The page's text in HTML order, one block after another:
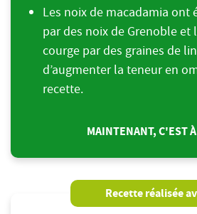
Les noix de macadamia ont
par des noix de Grenoble et
courge par des graines de
d’augmenter la teneur en
recette.
MAINTENANT, C'EST
Recette réalisée